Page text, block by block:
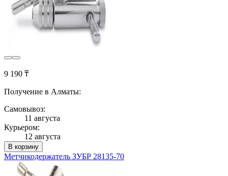
9 190 ₸
Получение в Алматы:
Самовывоз:
11 августа
Курьером:
12 августа
В корзину
Метчикодержатель ЗУБР 28135-70